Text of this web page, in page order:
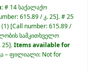
# 14 საქალაქო
615.89 / კ. 25 .# 25
(1) Call number:615.89 /
სამკითხველო
25 .Items available for
– ფილიალი: Not for